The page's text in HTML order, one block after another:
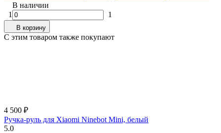
В наличии
1
1
В корзину
C этим товаром также покупают
4 500 ₽
Ручка-руль для Xiaomi Ninebot Mini, белый
5.0